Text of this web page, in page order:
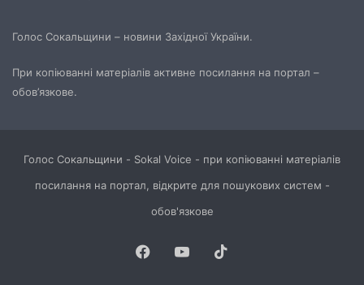
Голос Сокальщини – новини Західної України.
При копіюванні матеріалів активне посилання на портал –
обов’язкове.
Голос Сокальщини - Sokal Voice - при копіюванні матеріалів
посилання на портал, відкрите для пошукових систем -
обов'язкове
Facebook
YouTube